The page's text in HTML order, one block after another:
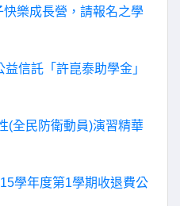
樂成長營，請報名之學
信託「許崑泰助學金」
(全民防衛動員)演習精華
學年度第1學期收退費公